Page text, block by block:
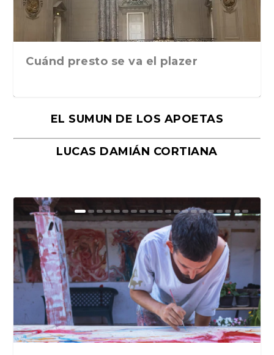
Cuánd presto se va el plazer
Moral, de Lyra Ekström Lindbäck.
Traducción de Car...
Revolución, de Hugo Gonçalves.
Libros del Asteroid...
«La música ha sido el gran amor de
mi vida». Esthe...
«El barman del Ritz», de Philippe
Collin. Traducci...
Mañanas de editorial, noches de
Bocaccio
EL SUMUN DE LOS APOETAS
LUCAS DAMIÁN CORTIANA